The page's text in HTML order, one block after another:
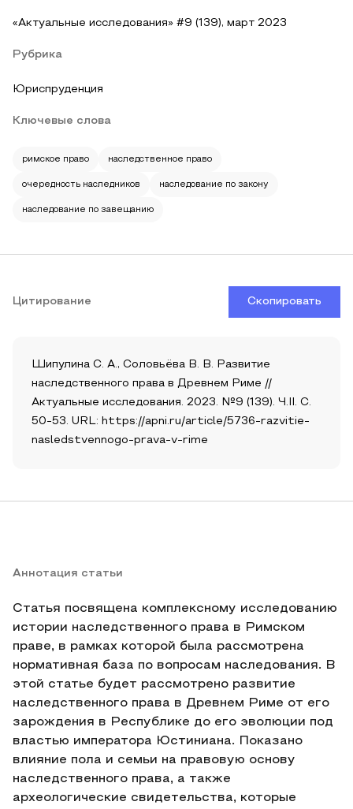
«Актуальные исследования» #9 (139), март 2023
Рубрика
Юриспруденция
Ключевые слова
римское право наследственное право
очередность наследников наследование по закону
наследование по завещанию
Цитирование Скопировать
Шипулина С. А., Соловьёва В. В. Развитие
наследственного права в Древнем Риме //
Актуальные исследования. 2023. №9 (139). Ч.II. С.
50-53. URL: https://apni.ru/article/5736-razvitie-
nasledstvennogo-prava-v-rime
Аннотация статьи
Статья посвящена комплексному исследованию
истории наследственного права в Римском
праве, в рамках которой была рассмотрена
нормативная база по вопросам наследования. В
этой статье будет рассмотрено развитие
наследственного права в Древнем Риме от его
зарождения в Республике до его эволюции под
властью императора Юстиниана. Показано
влияние пола и семьи на правовую основу
наследственного права, а также
археологические свидетельства, которые